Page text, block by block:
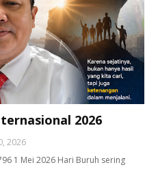
2026
2026
1 Mei 2026 Hari Buruh sering